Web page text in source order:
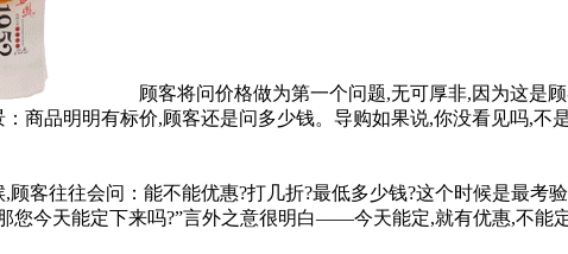
顾客将问价格做为第一个问题,无可厚非,因为这是顾
商品明明有标价,顾客还是问多少钱。导购如果说,你没看见吗,
往往会问：能不能优惠?打几折?最低多少钱?这个时候是最考
您今天能定下来吗?”言外之意很明白——今天能定,就有优惠,不能